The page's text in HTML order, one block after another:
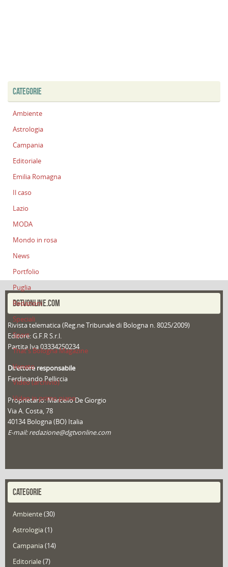
CATEGORIE
Ambiente
Astrologia
Campania
Editoriale
Emilia Romagna
Il caso
Lazio
MODA
Mondo in rosa
News
Portfolio
Puglia
Redazioni
Speciali
Sport
That's Bologna Magazine
Veneto
Video (archivio)
Video in primo piano
DGTVONLINE.COM
Rivista telematica (Reg.ne Tribunale di Bologna n. 8025/2009)
Editore: G.F.R S.r.l.
Partita Iva 03334250234
Direttore responsabile
Ferdinando Pelliccia
Proprietario: Marcello De Giorgio
Via A. Costa, 78
40134 Bologna (BO) Italia
E-mail: redazione@dgtvonline.com
CATEGORIE
Ambiente(30)
Astrologia(1)
Campania(14)
Editoriale(7)